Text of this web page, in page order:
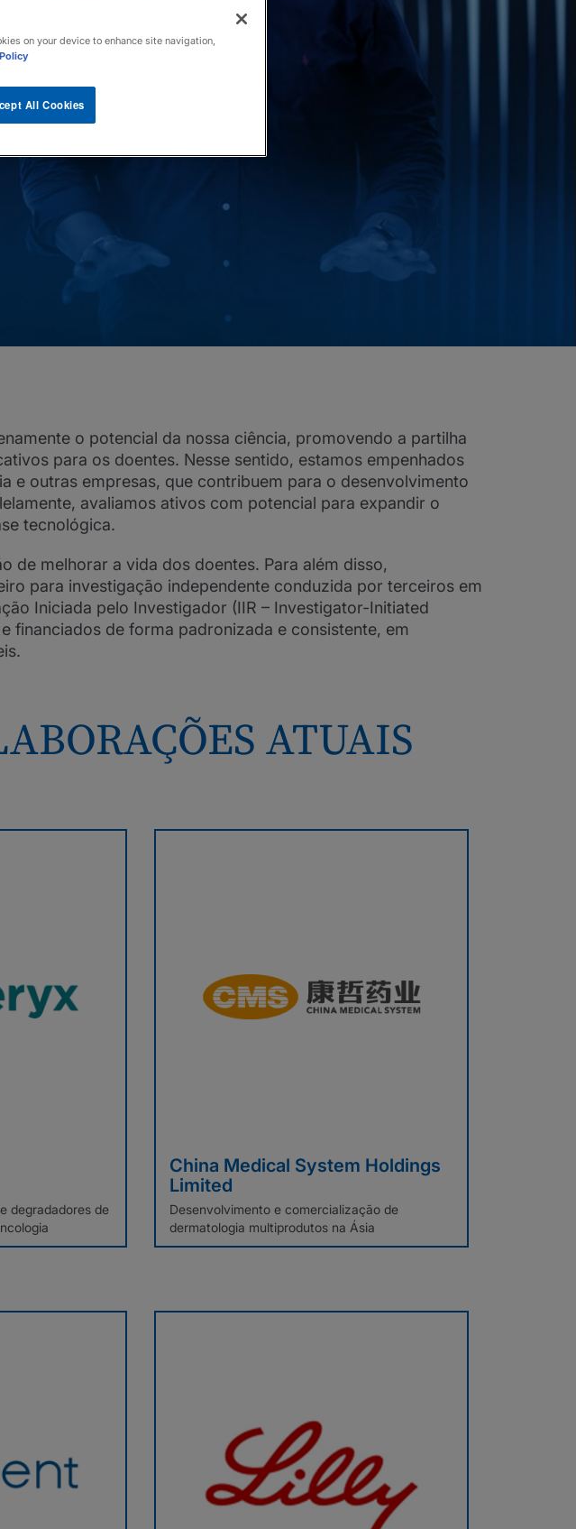
o potencial da nossa ciência, promovendo a partilha
para os doentes. Nesse sentido, estamos empenhados
e outras empresas, que contribuem para o desenvolvimento
avaliamos ativos com potencial para expandir o
tecnológica.
de melhorar a vida dos doentes. Para além disso,
para investigação independente conduzida por terceiros em
Iniciada pelo Investigador (IIR – Investigator-Initiated
financiados de forma padronizada e consistente, em
ATUAIS
degradadores de
China Medical System Holdings
Limited
Desenvolvimento e comercialização de
dermatologia multiprodutos na Ásia
on your device to enhance site navigation,
All Cookies